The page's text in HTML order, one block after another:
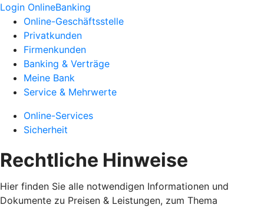
Login OnlineBanking
Online-Geschäftsstelle
Privatkunden
Firmenkunden
Banking & Verträge
Meine Bank
Service & Mehrwerte
Online-Services
Sicherheit
Rechtliche Hinweise
Hier finden Sie alle notwendigen Informationen und
Dokumente zu Preisen & Leistungen, zum Thema